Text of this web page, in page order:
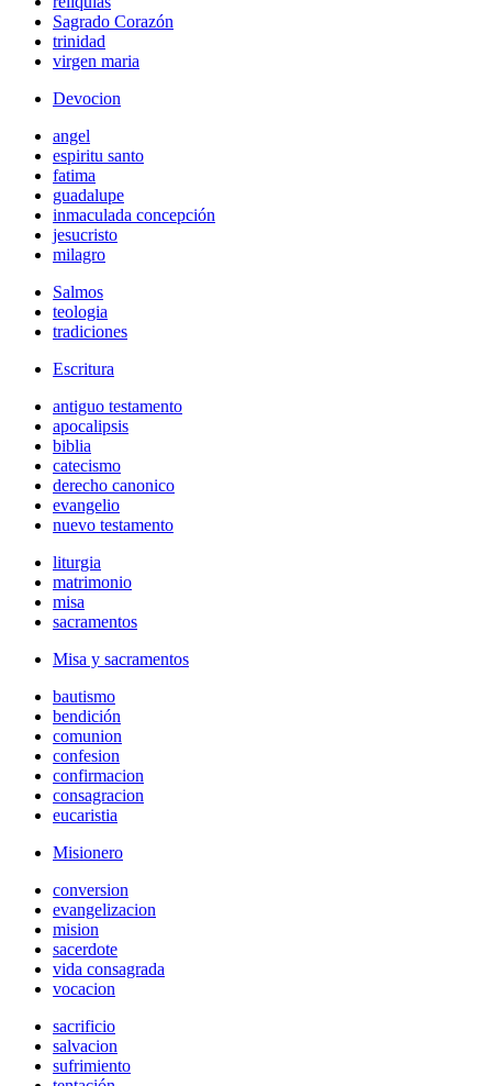
Sagrado Corazón
trinidad
virgen maria
Devocion
angel
espiritu santo
fatima
guadalupe
inmaculada concepción
jesucristo
milagro
Salmos
teologia
tradiciones
Escritura
antiguo testamento
apocalipsis
biblia
catecismo
derecho canonico
evangelio
nuevo testamento
liturgia
matrimonio
misa
sacramentos
Misa y sacramentos
bautismo
bendición
comunion
confesion
confirmacion
consagracion
eucaristia
Misionero
conversion
evangelizacion
mision
sacerdote
vida consagrada
vocacion
sacrificio
salvacion
sufrimiento